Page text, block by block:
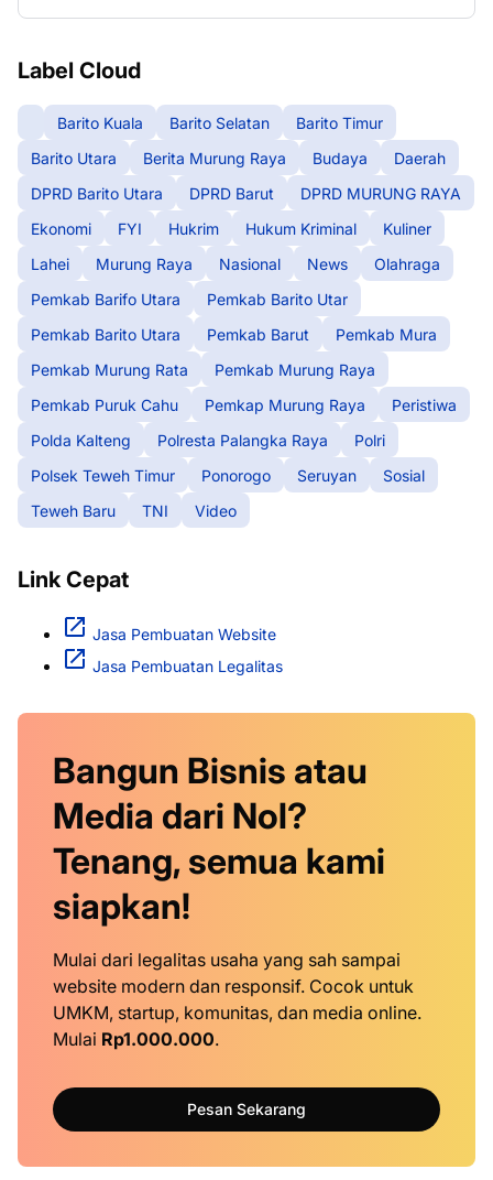
Label Cloud
Barito Kuala Barito Selatan
Barito Timur
Barito Utara
Berita Murung Raya Budaya
Daerah
DPRD Barito Utara
DPRD Barut
DPRD MURUNG RAYA
Ekonomi
FYI Hukrim Hukum Kriminal
Kuliner
Lahei
Murung Raya Nasional News
Olahraga
Pemkab Barifo Utara
Pemkab Barito Utar
Pemkab Barito Utara
Pemkab Barut
Pemkab Mura
Pemkab Murung Rata
Pemkab Murung Raya
Pemkab Puruk Cahu
Pemkap Murung Raya
Peristiwa
Polda Kalteng
Polresta Palangka Raya
Polri
Polsek Teweh Timur
Ponorogo Seruyan
Sosial
Teweh Baru
TNI Video
Link Cepat
Jasa Pembuatan Website
Jasa Pembuatan Legalitas
Bangun Bisnis atau
Media dari Nol?
Tenang, semua kami
siapkan!
Mulai dari legalitas usaha yang sah sampai
website modern dan responsif. Cocok untuk
UMKM, startup, komunitas, dan media online.
Mulai Rp1.000.000.
Pesan Sekarang